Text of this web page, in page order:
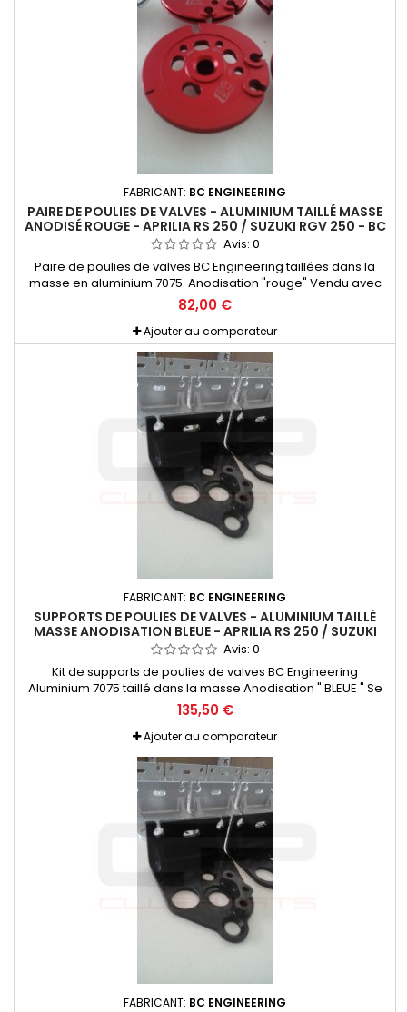
FABRICANT: BC ENGINEERING
PAIRE DE POULIES DE VALVES - ALUMINIUM TAILLÉ MASSE
ANODISÉ ROUGE - APRILIA RS 250 / SUZUKI RGV 250 - BC
ENGINEERING
Avis: 0
Paire de poulies de valves BC Engineering taillées dans la
masse en aluminium 7075. Anodisation "rouge" Vendu avec
set de visserie Titane et nécessaire de montage. Pour Aprilia
RS 250 et Suzuki RGV 250 Permet un gain de poids
considérable, et un guidage beaucoup plus précis que les
poulies d'origine. De plus elles sont en une seule partie, une
pièce...
82,00 €
Ajouter au comparateur
FABRICANT: BC ENGINEERING
SUPPORTS DE POULIES DE VALVES - ALUMINIUM TAILLÉ
MASSE ANODISATION BLEUE - APRILIA RS 250 / SUZUKI
RGV 250 - BC ENGINEERING
Avis: 0
Kit de supports de poulies de valves BC Engineering
Aluminium 7075 taillé dans la masse Anodisation " BLEUE " Se
monte en lieu et place de l'origine et peut être utilisé soit avec
les poulies BC ou les origine. Gain de poids considérable,
gaine de rigidité pour beaucoup plus de précision. Réglage
ULTRA facilité grâce à la pige de réglage (fournie)
135,50 €
Ajouter au comparateur
FABRICANT: BC ENGINEERING